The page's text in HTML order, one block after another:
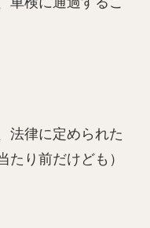
法律に定められた
たり前だけども）